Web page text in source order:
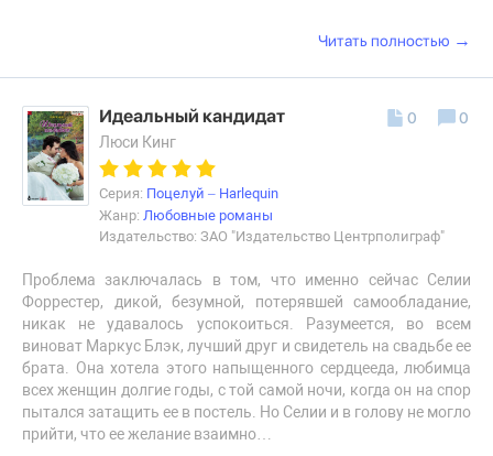
Читать полностью →
Идеальный кандидат
Люси Кинг
Серия: Поцелуй – Harlequin
Жанр: Любовные романы
Издательство: ЗАО "Издательство Центрполиграф"
Проблема заключалась в том, что именно сейчас Селии
Форрестер, дикой, безумной, потерявшей самообладание,
никак не удавалось успокоиться. Разумеется, во всем
виноват Маркус Блэк, лучший друг и свидетель на свадьбе ее
брата. Она хотела этого напыщенного сердцееда, любимца
всех женщин долгие годы, с той самой ночи, когда он на спор
пытался затащить ее в постель. Но Селии и в голову не могло
прийти, что ее желание взаимно…
0 0